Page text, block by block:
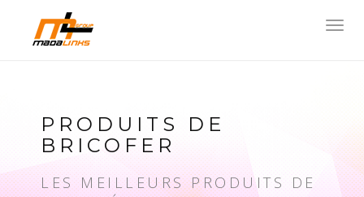
PRODUITS DE
BRICOFER
LES MEILLEURS PRODUITS DE